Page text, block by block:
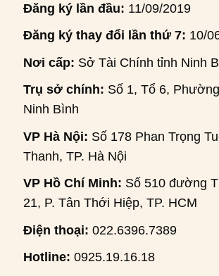
Đăng ký lần đầu: 11/09/2019
Đăng ký thay đổi lần thứ 7: 10/
Nơi cấp: Sở Tài Chính tỉnh Ninh
Trụ sở chính: Số 1, Tổ 6, Phường
Ninh Bình
VP Hà Nội: Số 178 Phan Trọng
Thanh, TP. Hà Nội
VP Hồ Chí Minh: Số 510 đường
21, P. Tân Thới Hiệp, TP. HCM
Điện thoại: 022.6396.7389
Hotline: 0925.19.16.18